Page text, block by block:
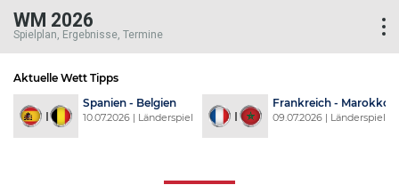
WM 2026
Spielplan, Ergebnisse, Termine
Aktuelle Wett Tipps
Spanien - Belgien
10.07.2026 | Länderspiel
Frankreich - Marokko
09.07.2026 | Länderspiel